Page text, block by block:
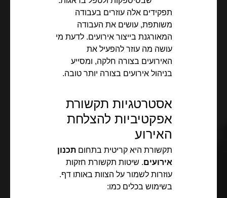
תפקידים אלה עוזרים בעבודה
משותפת, עושים את העבודה
המאורגנת בייצור אירועים. לדעת מי
עושה מה עוזר להפעיל את
האירועים בצורה חלקה, ומסייע
בניהול אירועים בצורה יותר טובה.
אסטרטגיות תקשורת
אפקטיביות להצלחת
האירוע
תקשורת היא קריטית בתחום תכנון
אירועים. שיטות תקשורת חזקות
עוזרות לשמור על הצוות באותו דף.
בשימוש בכלים כמו: